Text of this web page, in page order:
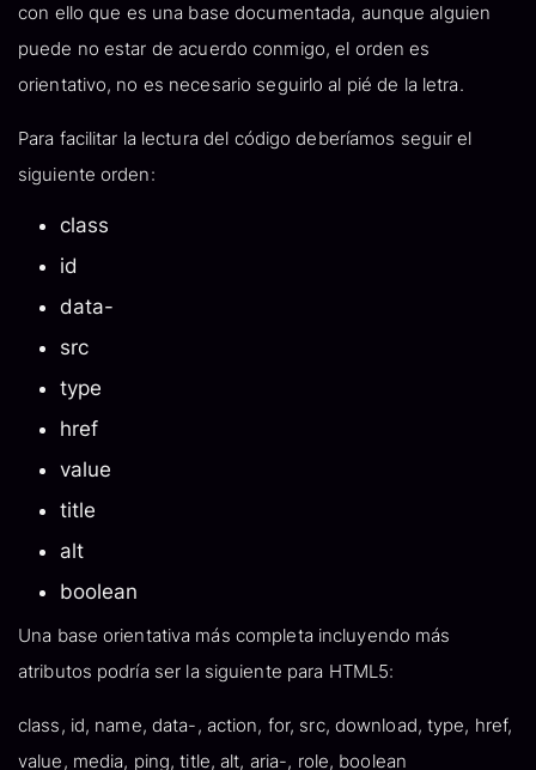
con ello que es una base documentada, aunque alguien
puede no estar de acuerdo conmigo, el orden es
orientativo, no es necesario seguirlo al pié de la letra.
Para facilitar la lectura del código deberíamos seguir el
siguiente orden:
class
id
data-
src
type
href
value
title
alt
boolean
Una base orientativa más completa incluyendo más
atributos podría ser la siguiente para HTML5:
class, id, name, data-, action, for, src, download, type, href,
value, media, ping, title, alt, aria-, role, boolean